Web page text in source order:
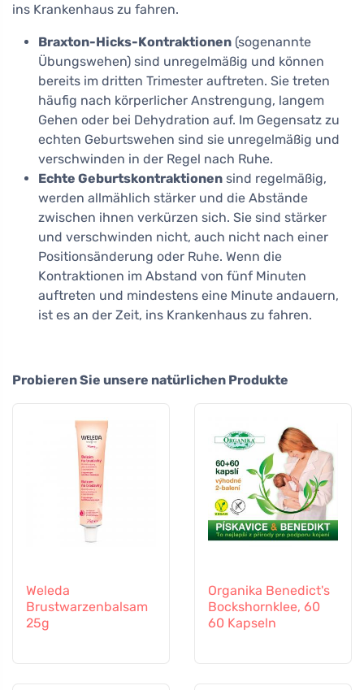
ins Krankenhaus zu fahren.
Braxton-Hicks-Kontraktionen (sogenannte
Übungswehen) sind unregelmäßig und können
bereits im dritten Trimester auftreten. Sie treten
häufig nach körperlicher Anstrengung, langem
Gehen oder bei Dehydration auf. Im Gegensatz zu
echten Geburtswehen sind sie unregelmäßig und
verschwinden in der Regel nach Ruhe.
Echte Geburtskontraktionen sind regelmäßig,
werden allmählich stärker und die Abstände
zwischen ihnen verkürzen sich. Sie sind stärker
und verschwinden nicht, auch nicht nach einer
Positionsänderung oder Ruhe. Wenn die
Kontraktionen im Abstand von fünf Minuten
auftreten und mindestens eine Minute andauern,
ist es an der Zeit, ins Krankenhaus zu fahren.
Probieren Sie unsere natürlichen Produkte
Weleda
Brustwarzenbalsam
25g
Organika Benedict's
Bockshornklee, 60
60 Kapseln